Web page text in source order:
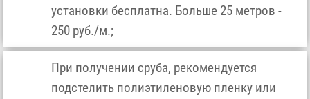
установки бесплатна. Больше 25 метров -
250 руб./м.;
При получении сруба, рекомендуется
подстелить полиэтиленовую пленку или